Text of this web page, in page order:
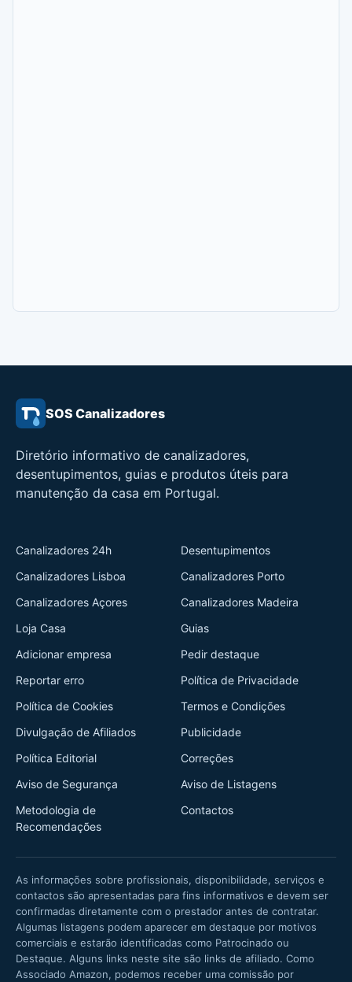
SOS Canalizadores
Diretório informativo de canalizadores,
desentupimentos, guias e produtos úteis para
manutenção da casa em Portugal.
Canalizadores 24h
Desentupimentos
Canalizadores Lisboa
Canalizadores Porto
Canalizadores Açores
Canalizadores Madeira
Loja Casa
Guias
Adicionar empresa
Pedir destaque
Reportar erro
Política de Privacidade
Política de Cookies
Termos e Condições
Divulgação de Afiliados
Publicidade
Política Editorial
Correções
Aviso de Segurança
Aviso de Listagens
Metodologia de
Recomendações
Contactos
As informações sobre profissionais, disponibilidade, serviços e
contactos são apresentadas para fins informativos e devem ser
confirmadas diretamente com o prestador antes de contratar.
Algumas listagens podem aparecer em destaque por motivos
comerciais e estarão identificadas como Patrocinado ou
Destaque. Alguns links neste site são links de afiliado. Como
Associado Amazon, podemos receber uma comissão por